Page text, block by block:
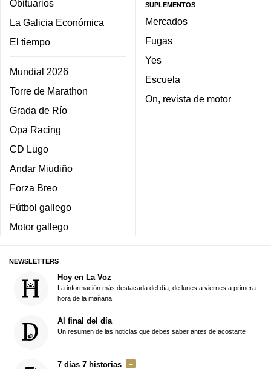
Obituarios
La Galicia Económica
El tiempo
Mundial 2026
Torre de Marathon
Grada de Río
Opa Racing
CD Lugo
Andar Miudiño
Forza Breo
Fútbol gallego
Motor gallego
SUPLEMENTOS
Mercados
Fugas
Yes
Escuela
On, revista de motor
NEWSLETTERS
Hoy en La Voz
La información más destacada del día, de lunes a viernes a primera
hora de la mañana
Al final del día
Un resumen de las noticias que debes saber antes de acostarte
7 días 7 historias